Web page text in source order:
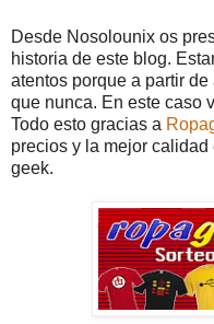
Desde Nosolounix os
historia de este blog.
atentos porque a partir
que nunca. En este caso
Todo esto gracias a
precios y la mejor
geek.